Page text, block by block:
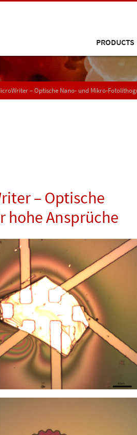
PRODUCTS
– Optische Nano- und Mikro-
– Optische
hohe Ansprüche